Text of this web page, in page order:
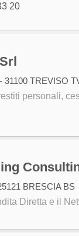
20
31100 TREVISO
personali,
BRESCIA BS
Diretta e il